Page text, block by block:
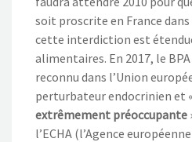
soit proscrite en France dans
cette interdiction est
alimentaires. En 2017, le
reconnu dans l’Union
perturbateur endocrinien et «
extrêmement préoccupante
l’ECHA (l’Agence